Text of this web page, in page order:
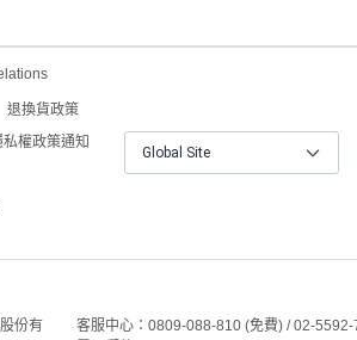
退換貨政策
權政策通知
Global Site
份有
客服中心：0809-088-810 (免費) / 02-